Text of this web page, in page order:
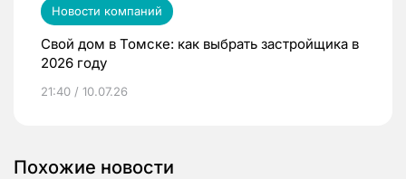
Новости компаний
Свой дом в Томске: как выбрать застройщика в
2026 году
21:40 / 10.07.26
Похожие новости